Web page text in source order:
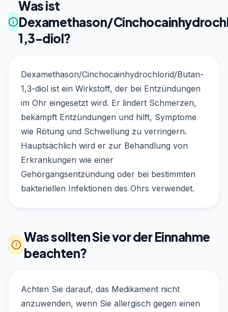
Was ist
Dexamethason/
1,3-diol?
Dexamethason/Cinchocainhydrochlorid/Butan-
1,3-diol ist ein Wirkstoff, der bei Entzündungen
im Ohr eingesetzt wird. Er lindert Schmerzen,
bekämpft Entzündungen und hilft, Symptome
wie Rötung und Schwellung zu verringern.
Hauptsächlich wird er zur Behandlung von
Erkrankungen wie einer
Gehörgangsentzündung oder bei bestimmten
bakteriellen Infektionen des Ohrs verwendet.
Was sollten Sie vor der Einnahme
beachten?
Achten Sie darauf, das Medikament nicht
anzuwenden, wenn Sie allergisch gegen einen